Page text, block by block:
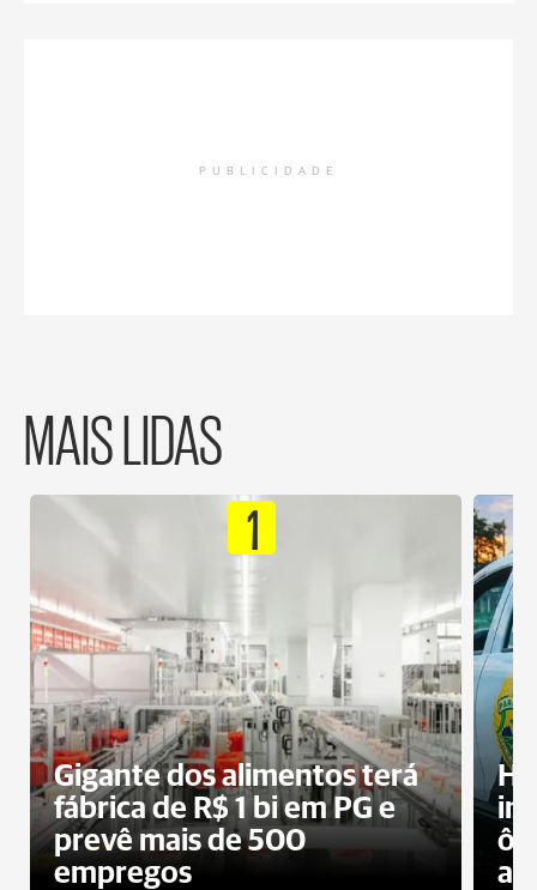
PUBLICIDADE
MAIS LIDAS
1
Gigante dos alimentos terá
fábrica de R$ 1 bi em PG e
prevê mais de 500
empregos